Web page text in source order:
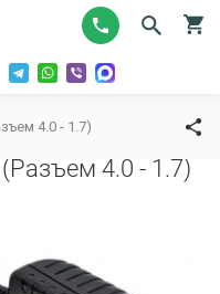
4.0 - 1.7)
4.0 - 1.7)